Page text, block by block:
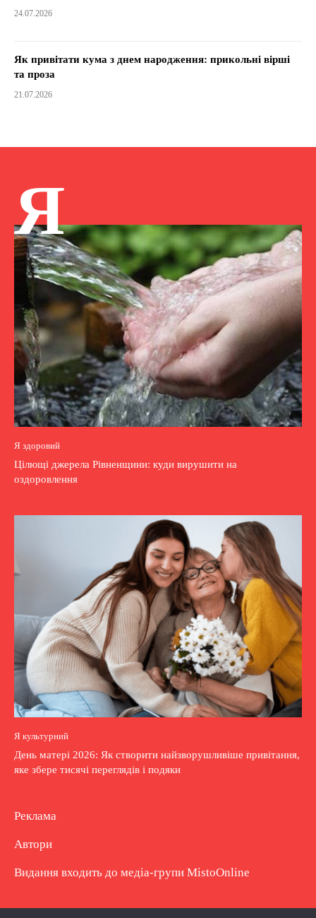
24.07.2026
Як привітати кума з днем народження: прикольні вірші
та проза
21.07.2026
Я
Я здоровий
Цілющі джерела Рівненщини: куди вирушити на
оздоровлення
Я культурний
День матері 2026: Як створити найзворушливіше привітання,
яке збере тисячі переглядів і подяки
Реклама
Автори
Видання входить до медіа-групи MistoOnline